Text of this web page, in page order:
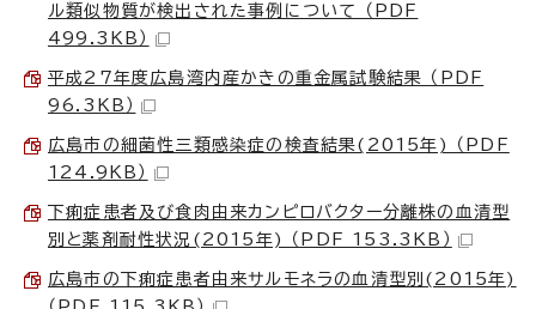
ル類似物質が検出された事例について （PDF
499.3KB）
平成27年度広島湾内産かきの重金属試験結果 （PDF
96.3KB）
広島市の細菌性三類感染症の検査結果(2015年) （PDF
124.9KB）
下痢症患者及び食肉由来カンピロバクター分離株の血清型
別と薬剤耐性状況(2015年) （PDF 153.3KB）
広島市の下痢症患者由来サルモネラの血清型別(2015年)